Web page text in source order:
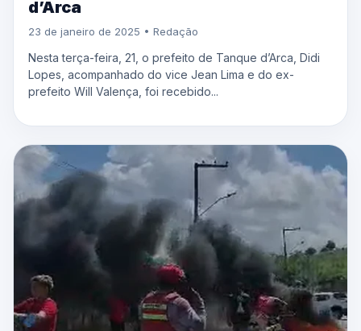
d’Arca
23 de janeiro de 2025 • Redação
Nesta terça-feira, 21, o prefeito de Tanque d’Arca, Didi
Lopes, acompanhado do vice Jean Lima e do ex-
prefeito Will Valença, foi recebido...